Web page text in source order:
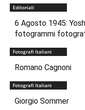
Editoriali
6 Agosto 1945:
fotogrammi
Fotografi Italiani
Romano Cagnoni
Fotografi Italiani
Giorgio Sommer